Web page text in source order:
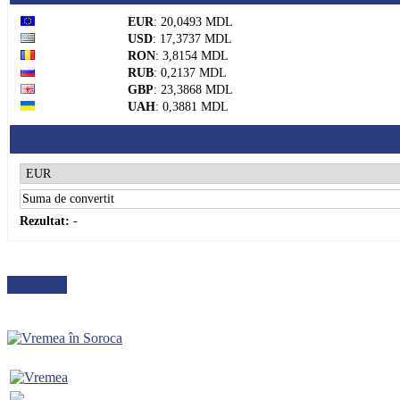
EUR: 20,0493 MDL
USD: 17,3737 MDL
RON: 3,8154 MDL
RUB: 0,2137 MDL
GBP: 23,3868 MDL
UAH: 0,3881 MDL
Rezultat: -